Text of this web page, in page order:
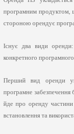
програмним продуктом,
стороною орендує
Існує два види
конкретного
Перший вид оренди
програмне
йде про оренду
встановлення та